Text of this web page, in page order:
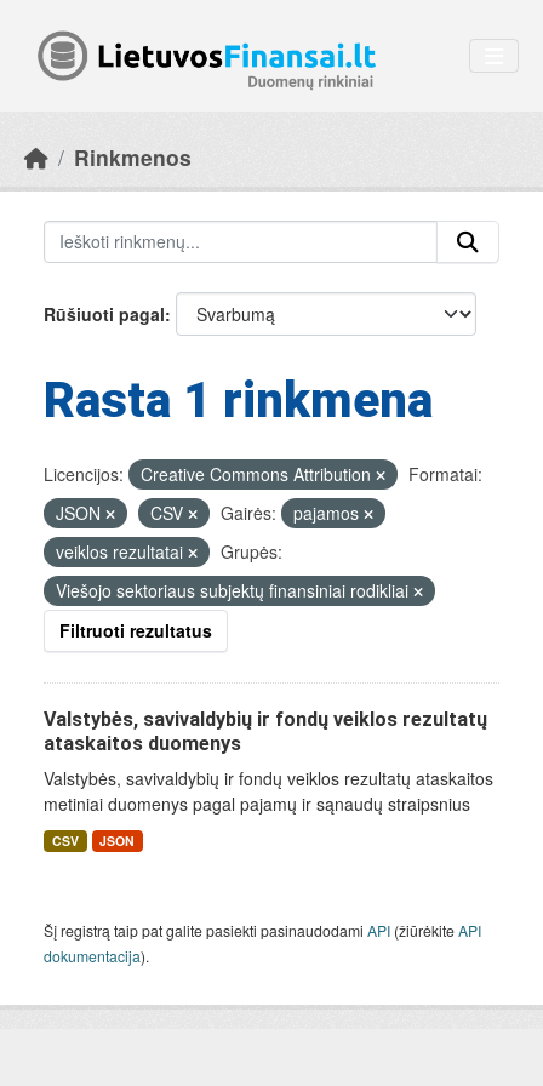
Rinkmenos
Rūšiuoti pagal
Rasta 1 rinkmena
Licencijos: Creative Commons Attribution
Formatai:
JSON
CSV Gairės:
pajamos
veiklos rezultatai
Grupės:
Viešojo sektoriaus subjektų finansiniai rodikliai
Filtruoti rezultatus
Valstybės, savivaldybių ir fondų veiklos rezultatų
ataskaitos duomenys
Valstybės, savivaldybių ir fondų veiklos rezultatų ataskaitos
metiniai duomenys pagal pajamų ir sąnaudų straipsnius
CSV JSON
Šį registrą taip pat galite pasiekti pasinaudodami API (žiūrėkiteAPI
dokumentacija).